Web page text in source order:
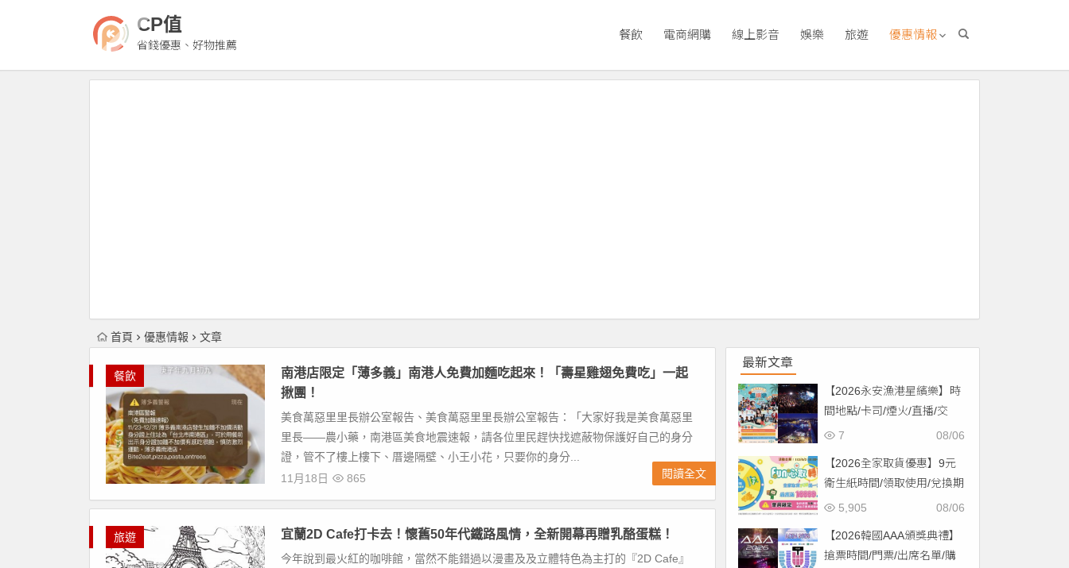
CP值
省錢優惠、好物推薦
餐飲 電商網購 線上影音 娛樂 旅遊 優惠情報
首頁 優惠情報 文章
餐飲
南港店限定「薄多義」南港人免費加麵吃起來！「壽星雞翅免費吃」一起
揪團！
美食萬惡里里長辦公室報告、美食萬惡里里長辦公室報告：「大家好我是美食萬惡里
里長——農小藥，南港區美食地震速報，請各位里民趕快找遮蔽物保護好自己的身分
證，管不了樓上樓下、厝邊隔壁、小王小花，只要你的身分...
11月18日
865 閱讀全文
旅遊 宜蘭2D Cafe打卡去！懷舊50年代鐵路風情，全新開幕再贈乳酪蛋糕！
今年說到最火紅的咖啡館，當然不能錯過以漫畫及及立體特色為主打的『2D Cafe』
最新文章
【2026永安漁港星繽樂】時
間地點/卡司/煙火/直播/交
通，免費入場！
08/06
7
【2026全家取貨優惠】9元
衛生紙時間/領取使用/兌換期
限一次看！
08/06
5,905
【2026韓國AAA頒獎典禮】
搶票時間/門票/出席名單/購